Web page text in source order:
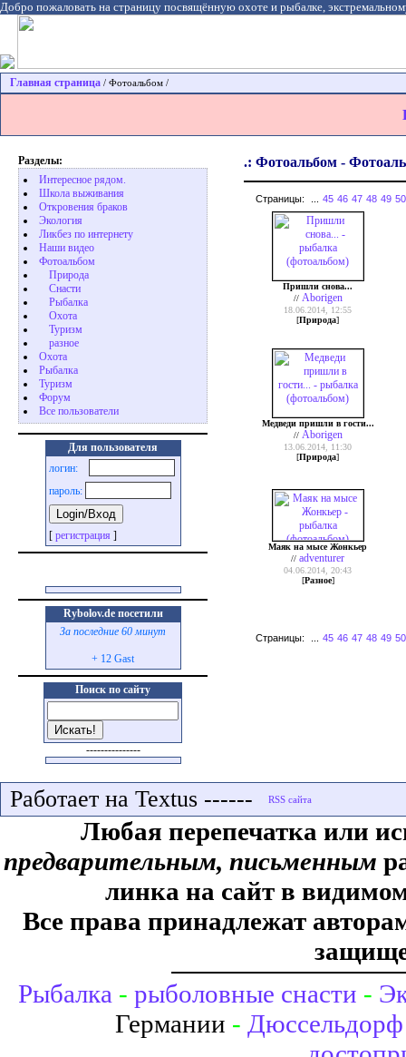
Добро пожаловать на страницу посвящённую охоте и рыбалке,
Главная страница / Фотоальбом /
Разделы:
Интересное рядом.
Школа выживания
Откровения браков
Экология
Ликбез по интернету
Наши видео
Фотоальбом
Природа
Cнасти
Рыбалка
Охота
Туризм
разное
Охота
Pыбалка
Туризм
Форум
Все пользователи
Для пользователя
логин:
пароль:
[ регистрация ]
Rybolov.de посетили
За последние 60 минут
+ 12 Gast
Поиск по сайту
---------------
.: Фотоальбом -
Страницы: 45 46 47 48 49 50
Пришли снова...
// Aborigen
18.06.2014, 12:55
[Природа]
Медведи пришли в гости...
// Aborigen
13.06.2014, 11:30
[Природа]
Маяк на мысе Жонкьер
// adventurer
04.06.2014, 20:43
[Разное]
Страницы: 45 46 47 48 49 50
Работает на Textus ------
Любая перепечатка или
предварительным, письменным
линка на сайт в
Все права принадлежат
Рыбалка - рыболовные снасти -
Германии - Дюссельдорф